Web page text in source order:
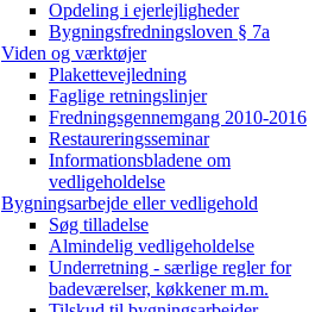
Opdeling i ejerlejligheder
Bygningsfredningsloven § 7a
Viden og værktøjer
Plakettevejledning
Faglige retningslinjer
Fredningsgennemgang 2010-2016
Restaureringsseminar
Informationsbladene om
vedligeholdelse
Bygningsarbejde eller vedligehold
Søg tilladelse
Almindelig vedligeholdelse
Underretning - særlige regler for
badeværelser, køkkener m.m.